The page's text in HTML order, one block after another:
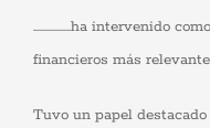
……………..ha intervenido
financieros más
Tuvo un papel